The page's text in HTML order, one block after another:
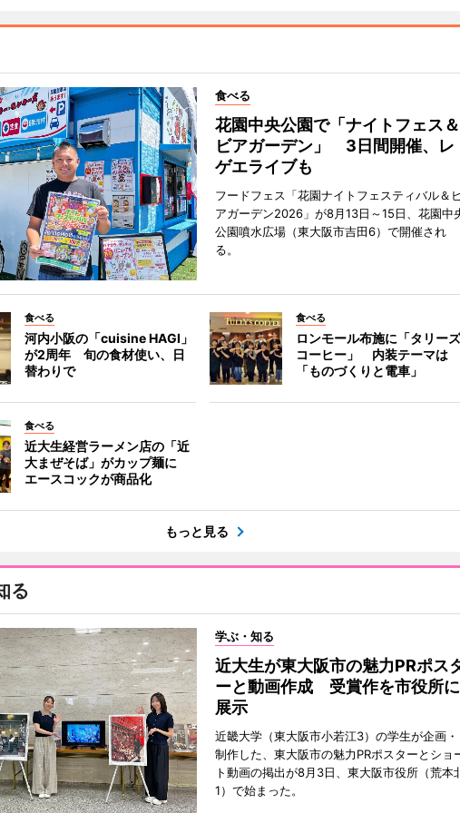
食べる
花園中央公園で「ナイトフェス＆
ビアガーデン」 3日間開催、レ
ゲエライブも
フードフェス「花園ナイトフェスティバル＆
アガーデン2026」が8月13日～15日、花園中
公園噴水広場（東大阪市吉田6）で開催され
る。
食べる
河内小阪の「cuisine HAGI」
が2周年 旬の食材使い、日
替わりで
食べる
ロンモール布施に「タリー
コーヒー」 内装テーマは
「ものづくりと電車」
食べる
近大生経営ラーメン店の「近
大まぜそば」がカップ麺に
エースコックが商品化
もっと見る
る
学ぶ・知る
近大生が東大阪市の魅力PRポス
ーと動画作成 受賞作を市役所に
展示
近畿大学（東大阪市小若江3）の学生が企画・
制作した、東大阪市の魅力PRポスターとショ
ト動画の掲出が8月3日、東大阪市役所（荒本
1）で始まった。